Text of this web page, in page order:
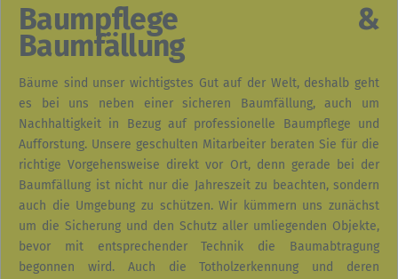
Baumpflege &
Baumfällung
Bäume sind unser wichtigstes Gut auf der Welt, deshalb geht
es bei uns neben einer sicheren Baumfällung, auch um
Nachhaltigkeit in Bezug auf professionelle Baumpflege und
Aufforstung. Unsere geschulten Mitarbeiter beraten Sie für die
richtige Vorgehensweise direkt vor Ort, denn gerade bei der
Baumfällung ist nicht nur die Jahreszeit zu beachten, sondern
auch die Umgebung zu schützen. Wir kümmern uns zunächst
um die Sicherung und den Schutz aller umliegenden Objekte,
bevor mit entsprechender Technik die Baumabtragung
begonnen wird. Auch die Totholzerkennung und deren